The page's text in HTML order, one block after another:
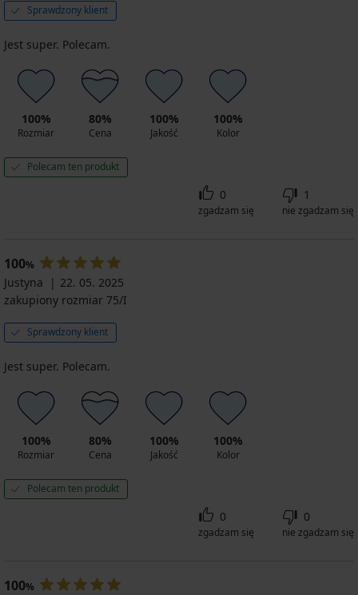
Sprawdzony klient
Jest super. Polecam.
100%
Rozmiar
80%
Cena
100%
Jakość
100%
Kolor
Polecam ten produkt
0
zgadzam się
1
nie zgadzam się
100%
Justyna
22. 05. 2025
zakupiony rozmiar 75/I
Sprawdzony klient
Jest super. Polecam.
100%
Rozmiar
80%
Cena
100%
Jakość
100%
Kolor
Polecam ten produkt
0
zgadzam się
0
nie zgadzam się
100%